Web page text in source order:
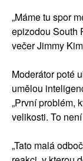
„Máme tu spor
epizodou South
večer Jimmy
Moderátor poté
umělou
„První problém,
velikosti. To
„Tato malá